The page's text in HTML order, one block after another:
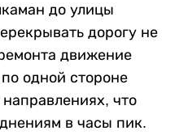
до улицы
дорогу не
движение
одной стороне
что
в часы пик.